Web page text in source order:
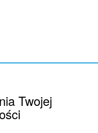
Twojej